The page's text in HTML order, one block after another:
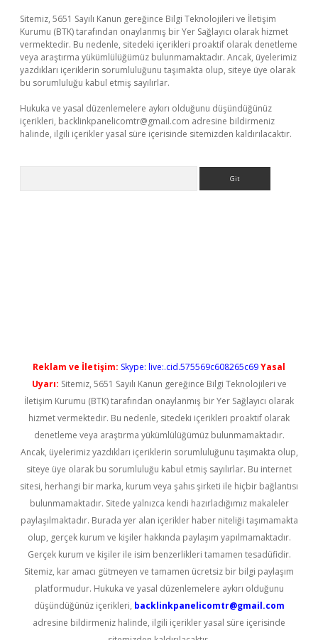
Sitemiz, 5651 Sayılı Kanun gereğince Bilgi Teknolojileri ve İletişim
Kurumu (BTK) tarafından onaylanmış bir Yer Sağlayıcı olarak hizmet
vermektedir. Bu nedenle, sitedeki içerikleri proaktif olarak denetleme
veya araştırma yükümlülüğümüz bulunmamaktadır. Ancak, üyelerimiz
yazdıkları içeriklerin sorumluluğunu taşımakta olup, siteye üye olarak
bu sorumluluğu kabul etmiş sayılırlar.
Hukuka ve yasal düzenlemelere aykırı olduğunu düşündüğünüz
içerikleri, backlinkpanelicomtr@gmail.com adresine bildirmeniz
halinde, ilgili içerikler yasal süre içerisinde sitemizden kaldırılacaktır.
Reklam ve İletişim: Skype: live:.cid.575569c608265c69Yasal
Uyarı: Sitemiz, 5651 Sayılı Kanun gereğince Bilgi Teknolojileri ve
İletişim Kurumu (BTK) tarafından onaylanmış bir Yer Sağlayıcı olarak
hizmet vermektedir. Bu nedenle, sitedeki içerikleri proaktif olarak
denetleme veya araştırma yükümlülüğümüz bulunmamaktadır.
Ancak, üyelerimiz yazdıkları içeriklerin sorumluluğunu taşımakta olup,
siteye üye olarak bu sorumluluğu kabul etmiş sayılırlar. Bu internet
sitesi, herhangi bir marka, kurum veya şahıs şirketi ile hiçbir bağlantısı
bulunmamaktadır. Sitede yalnızca kendi hazırladığımız makaleler
paylaşılmaktadır. Burada yer alan içerikler haber niteliği taşımamakta
olup, gerçek kurum ve kişiler hakkında paylaşım yapılmamaktadır.
Gerçek kurum ve kişiler ile isim benzerlikleri tamamen tesadüfidir.
Sitemiz, kar amacı gütmeyen ve tamamen ücretsiz bir bilgi paylaşım
platformudur. Hukuka ve yasal düzenlemelere aykırı olduğunu
düşündüğünüz içerikleri, backlinkpanelicomtr@gmail.com
adresine bildirmeniz halinde, ilgili içerikler yasal süre içerisinde